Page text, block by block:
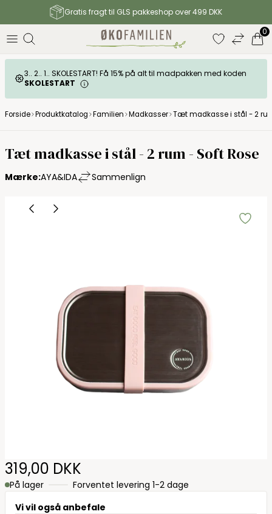
Gratis fragt til GLS pakkeshop over 499 DKK
0
3.. 2.. 1.. SKOLESTART! Få 15% på alt til madpakken med koden
SKOLESTART
Forside Produktkatalog Familien Madkasser Tæt madkasse i stål - 2
Tæt madkasse i stål - 2 rum - Soft Rose
Mærke:AYA&IDA Sammenlign
319,00 DKK
På lager
Forventet levering 1-2 dage
Vi vil også anbefale